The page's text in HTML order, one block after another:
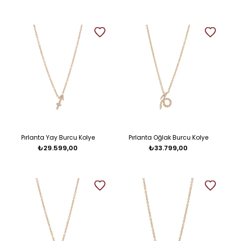
Pırlanta Yay Burcu Kolye
₺29.599,00
Pırlanta Oğlak Burcu Kolye
₺33.799,00